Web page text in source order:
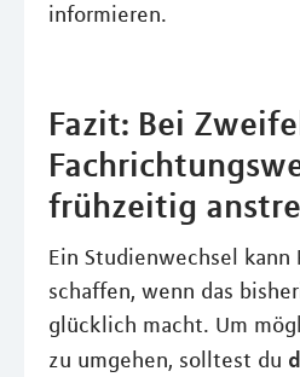
informieren.
Fazit: Bei
frühzeitig
Ein Studienwechsel kann
schaffen, wenn das
glücklich macht. Um
zu umgehen, solltest du